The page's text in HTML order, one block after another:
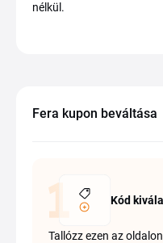
nélkül.
Fera kupon beváltása
Kód
Tallózz ezen az